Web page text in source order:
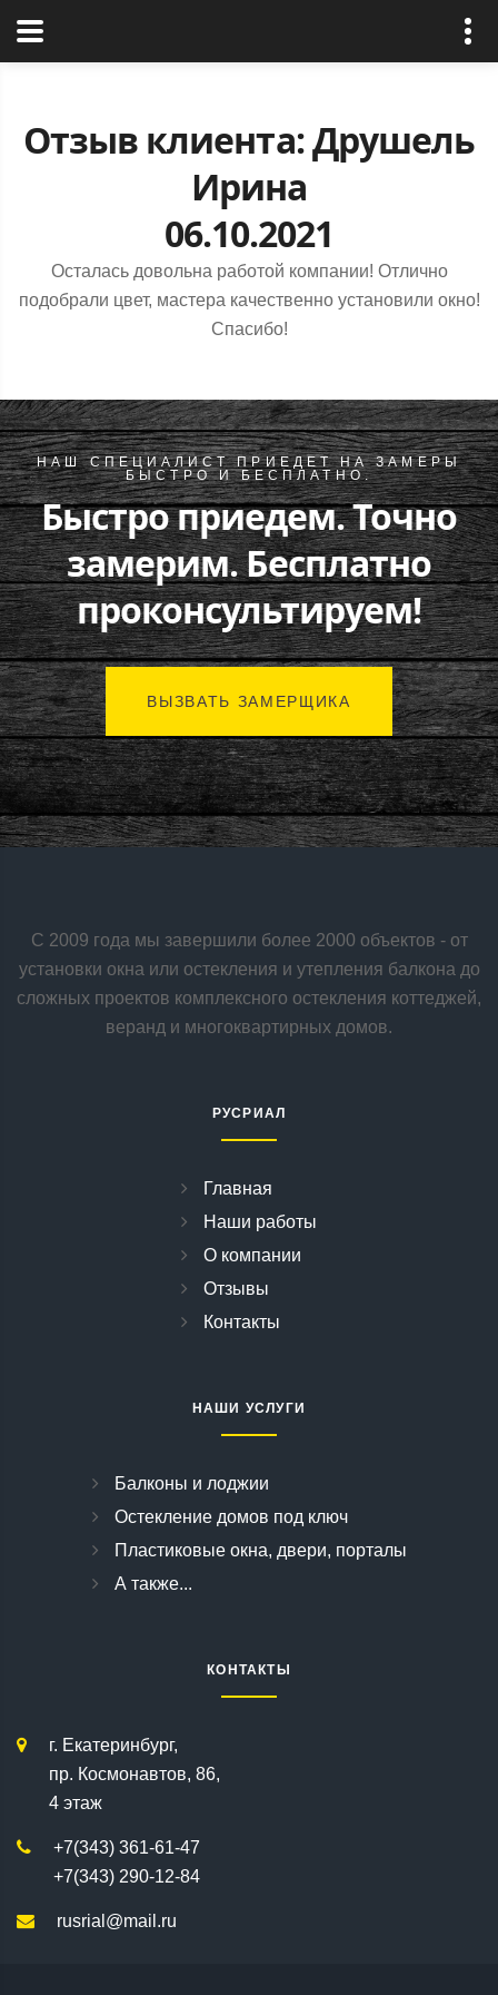
Отзыв клиента: Друшель
Ирина
06.10.2021
Осталась довольна работой компании! Отлично
подобрали цвет, мастера качественно установили окно!
Спасибо!
НАШ СПЕЦИАЛИСТ ПРИЕДЕТ НА ЗАМЕРЫ
БЫСТРО И БЕСПЛАТНО.
Быстро приедем. Точно
замерим. Бесплатно
проконсультируем!
ВЫЗВАТЬ ЗАМЕРЩИКА
С 2009 года мы завершили более 2000 объектов - от
установки окна или остекления и утепления балкона до
сложных проектов комплексного остекления коттеджей,
веранд и многоквартирных домов.
РУСРИАЛ
Главная
Наши работы
О компании
Отзывы
Контакты
НАШИ УСЛУГИ
Балконы и лоджии
Остекление домов под ключ
Пластиковые окна, двери, порталы
А также...
КОНТАКТЫ
г. Екатеринбург,
пр. Космонавтов, 86,
4 этаж
+7(343) 361-61-47
+7(343) 290-12-84
rusrial@mail.ru